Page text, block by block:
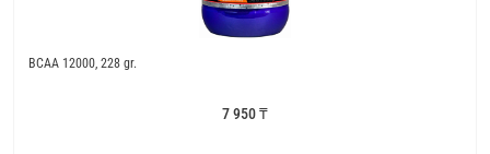
BCAA 12000, 228 gr.
7 950 ₸